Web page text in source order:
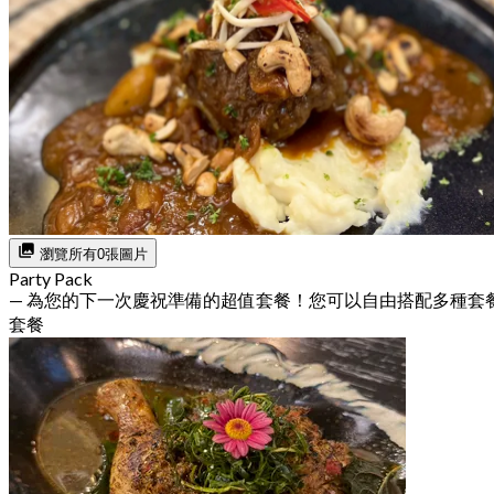
瀏覽所有0張圖片
Party Pack
— 為您的下一次慶祝準備的超值套餐！您可以自由搭配多種套
套餐